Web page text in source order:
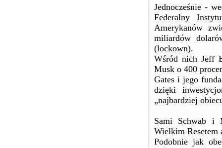
Jednocześnie -
Federalny
Amerykanów
miliardów
(lockown).
Wśród nich Jeff
Musk o 400
Gates i jego
dzięki
„najbardziej
Sami Schwab i
Wielkim Resetem
Podobnie jak